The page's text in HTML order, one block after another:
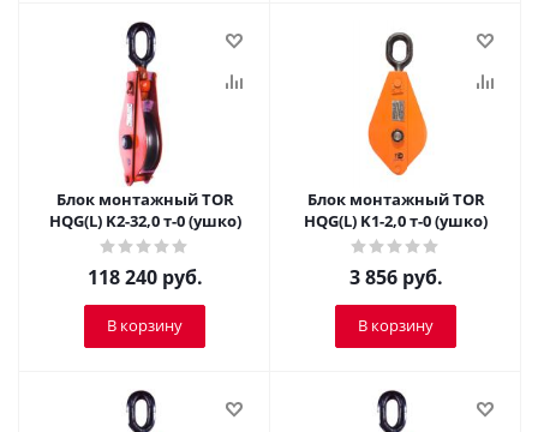
Блок монтажный TOR
HQG(L) K2-32,0 т-0 (ушко)
118 240руб.
В корзину
Блок монтажный TOR
HQG(L) K1-2,0 т-0 (ушко)
3 856руб.
В корзину